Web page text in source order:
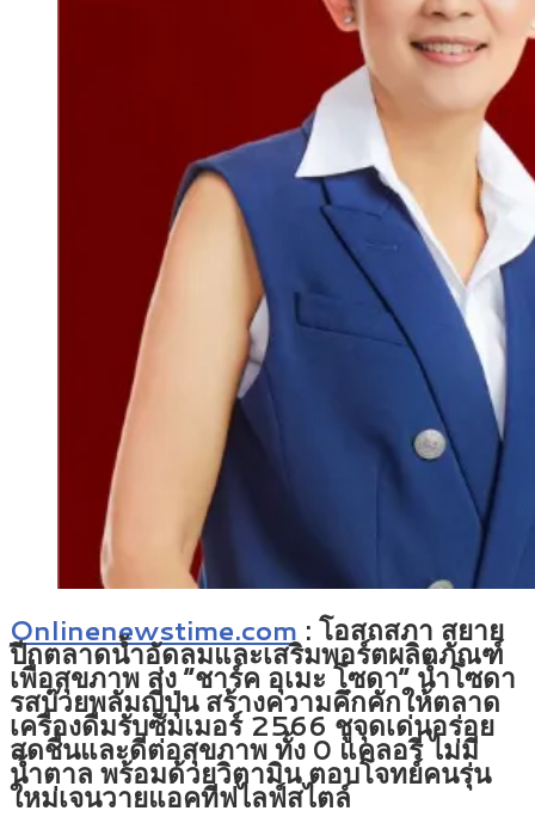
Onlinenewstime.com : โอสถสภา สยาย
ปีกตลาดน้ำอัดลมและเสริมพอร์ตผลิตภัณฑ์
เพื่อสุขภาพ ส่ง “ชาร์ค อุเมะ โซดา” น้ำโซดา
รสบ๊วยพลัมญี่ปุ่น สร้างความคึกคักให้ตลาด
เครื่องดื่มรับซัมเมอร์ 2566 ชูจุดเด่นอร่อย
สดชื่นและดีต่อสุขภาพ ทั้ง 0 แคลอรี่ ไม่มี
น้ำตาล พร้อมด้วยวิตามิน ตอบโจทย์คนรุ่น
ใหม่เจนวายแอคทีฟไลฟ์สไตล์